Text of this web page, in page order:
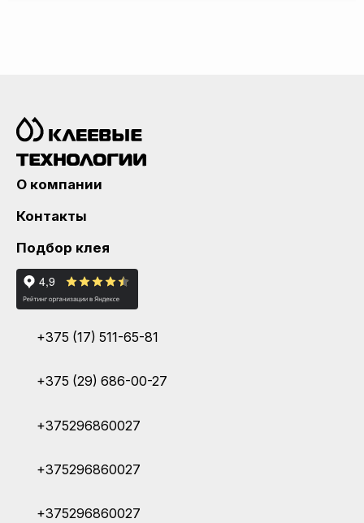
О компании
Контакты
Подбор клея
+375 (17) 511-65-81
+375 (29) 686-00-27
+375296860027
+375296860027
+375296860027